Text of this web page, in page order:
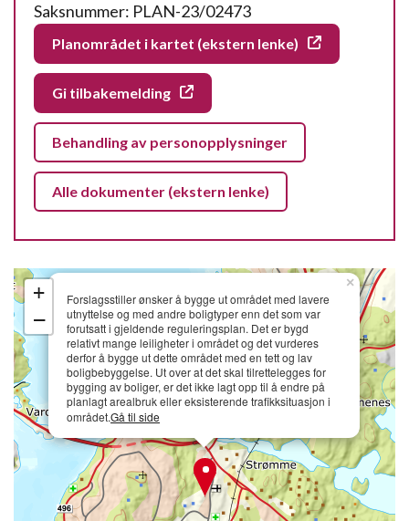
Saksnummer: PLAN-23/02473
Planområdet i kartet (ekstern lenke)
Gi tilbakemelding
Behandling av personopplysninger
Alle dokumenter (ekstern lenke)
Forslagsstiller ønsker å bygge ut området med lavere
utnyttelse og med andre boligtyper enn det som var
forutsatt i gjeldende reguleringsplan. Det er bygd
relativt mange leiligheter i området og det vurderes
derfor å bygge ut dette området med en tett og lav
boligbebyggelse. Ut over at det skal tilrettelegges for
bygging av boliger, er det ikke lagt opp til å endre på
planlagt arealbruk eller eksisterende trafikksituasjon i
området.Gå til side
×
+
−